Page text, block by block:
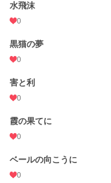
水飛沫
0
黒猫の夢
0
害と利
0
霞の果てに
0
ベールの向こうに
0